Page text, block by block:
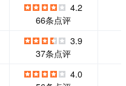
和健康成长。 </p>
<p>作为中国知识
管理专业服务的领
导厂商，蓝凌将在
对客户业务的良好
理解基础上，不断
研究企业的发展模
4.2
66条点评
3.9
37条点评
4.0